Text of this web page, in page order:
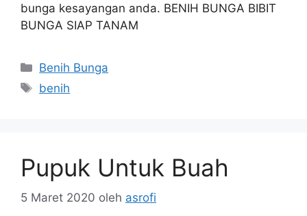
bunga kesayangan anda. BENIH BUNGA BIBIT
BUNGA SIAP TANAM
Kategori
Benih Bunga
Tag
benih
Pupuk Untuk Buah
5 Maret 2020 oleh asrofi